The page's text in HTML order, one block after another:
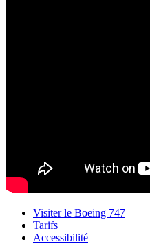
Visiter le Boeing 747
Tarifs
Accessibilité